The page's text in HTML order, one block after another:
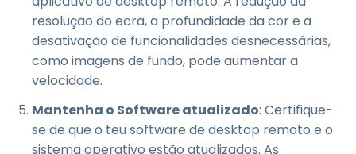
resolução do ecrã, a profundidade da cor e a
desativação de funcionalidades desnecessárias,
como imagens de fundo, pode aumentar a
velocidade.
Mantenha o Software atualizado: Certifique-
se de que o teu software de desktop remoto e o
sistema operativo estão atualizados. As